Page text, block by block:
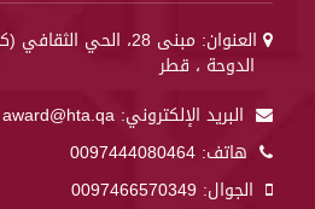
العنوان: مبنى 28، الحي الثقافي (كتارا)،
الدوحة ، قطر
البريد الإلكتروني: award@hta.qa
هاتف: 0097444080464
الجوال: 0097466570349